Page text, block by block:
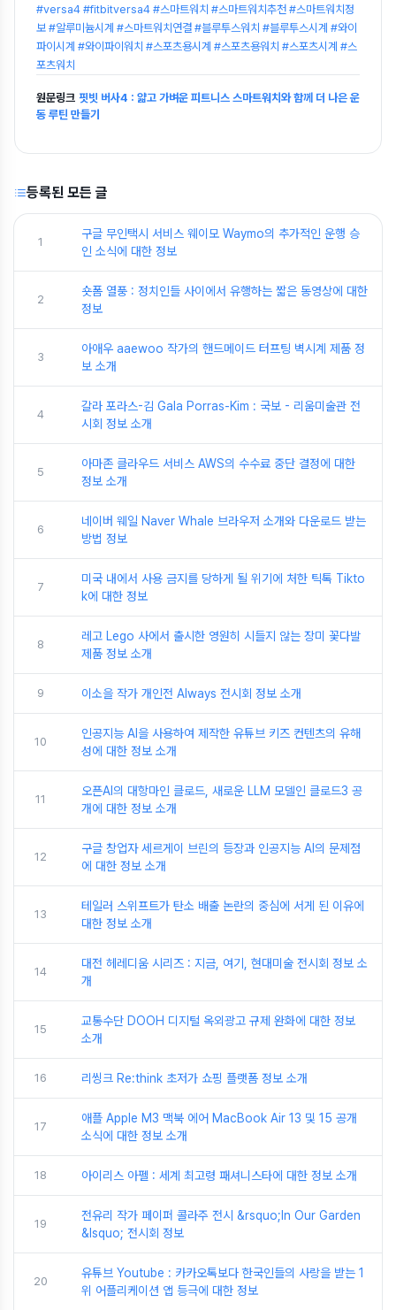
#versa4 #fitbitversa4 #스마트워치 #스마트워치추천 #스마트워치정
보 #알루미늄시계 #스마트워치연결 #블루투스워치 #블루투스시계 #와이
파이시계 #와이파이워치 #스포츠용시계 #스포츠용워치 #스포츠시계 #스
포츠워치
원문링크 핏빗 버사4 : 얇고 가벼운 피트니스 스마트워치와 함께 더 나은 운
동 루틴 만들기
등록된 모든 글
1
구글 무인택시 서비스 웨이모 Waymo의 추가적인 운행 승
인 소식에 대한 정보
2
숏폼 열풍 : 정치인들 사이에서 유행하는 짧은 동영상에 대한
정보
3
아애우 aaewoo 작가의 핸드메이드 터프팅 벽시계 제품 정
보 소개
4
갈라 포라스-김 Gala Porras-Kim : 국보 - 리움미술관 전
시회 정보 소개
5
아마존 클라우드 서비스 AWS의 수수료 중단 결정에 대한
정보 소개
6
네이버 웨일 Naver Whale 브라우저 소개와 다운로드 받는
방법 정보
7
미국 내에서 사용 금지를 당하게 될 위기에 처한 틱톡 Tikto
k에 대한 정보
8
레고 Lego 사에서 출시한 영원히 시들지 않는 장미 꽃다발
제품 정보 소개
9 이소을 작가 개인전 Always 전시회 정보 소개
10
인공지능 AI을 사용하여 제작한 유튜브 키즈 컨텐츠의 유해
성에 대한 정보 소개
11
오픈AI의 대항마인 클로드, 새로운 LLM 모델인 클로드3 공
개에 대한 정보 소개
12
구글 창업자 세르게이 브린의 등장과 인공지능 AI의 문제점
에 대한 정보 소개
13
테일러 스위프트가 탄소 배출 논란의 중심에 서게 된 이유에
대한 정보 소개
14
대전 헤레디움 시리즈 : 지금, 여기, 현대미술 전시회 정보 소
개
15
교통수단 DOOH 디지털 옥외광고 규제 완화에 대한 정보
소개
16 리씽크 Re:think 초저가 쇼핑 플랫폼 정보 소개
17
애플 Apple M3 맥북 에어 MacBook Air 13 및 15 공개
소식에 대한 정보 소개
18 아이리스 아펠 : 세계 최고령 패셔니스타에 대한 정보 소개
19
전유리 작가 페이퍼 콜라주 전시 &rsquo;In Our Garden
&lsquo; 전시회 정보
20
유튜브 Youtube : 카카오톡보다 한국인들의 사랑을 받는 1
위 어플리케이션 앱 등극에 대한 정보